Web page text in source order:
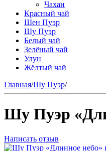
Чахаи
Красный чай
Шен Пуэр
Шу Пуэр
Белый чай
Зелёный чай
Улун
Жёлтый чай
Главная/Шу Пуэр/
Шу Пуэр
Написать отзыв